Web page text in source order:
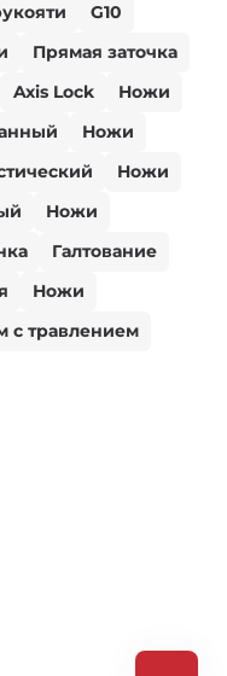
G10
Прямая заточка
Axis Lock
Ножи
Ножи
Ножи
Ножи
Галтование
Ножи
с травлением